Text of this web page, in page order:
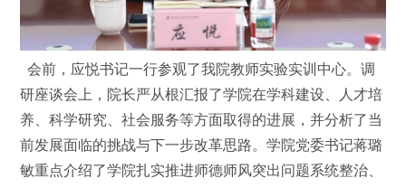
会前，应悦书记一行参观了我院教师实验实训中心。调
研座谈会上，院长严从根汇报了学院在学科建设、人才培
养、科学研究、社会服务等方面取得的进展，并分析了当
前发展面临的挑战与下一步改革思路。学院党委书记蒋璐
敏重点介绍了学院扎实推进师德师风突出问题系统整治、